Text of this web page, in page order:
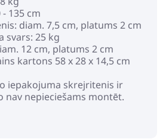
25.99€
Patīk
5 Blue
135 cm
diam. 7,5 cm, platums 2 cm
svars: 25 kg
12 cm, platums 2 cm
kartons 58 x 28 x 14,5 cm
iepakojuma skrejritenis ir
nav nepieciešams montēt.